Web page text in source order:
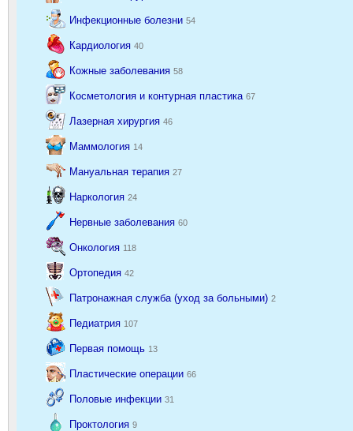
Инфекционные болезни 54
Кардиология 40
Кожные заболевания 58
Косметология и контурная пластика 67
Лазерная хирургия 46
Маммология 14
Мануальная терапия 27
Наркология 24
Нервные заболевания 60
Онкология 118
Ортопедия 42
Патронажная служба (уход за больными) 2
Педиатрия 107
Первая помощь 13
Пластические операции 66
Половые инфекции 31
Проктология 9